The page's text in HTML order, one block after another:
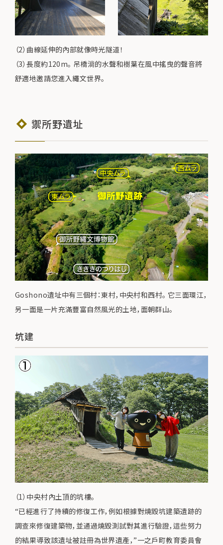
（2）曲線延伸的內部就像時光隧道！
（3）長度約120m。 吊橋淌的水聲和樹葉在風中搖曳的聲音將
舒適地邀請您進入繩文世界。
禦所野遺址
Goshono遺址中有三個村：東村，中央村和西村。 它三面環江，
另一面是一片充滿豐富自然風光的土地，面朝群山。
坑建
（1）中央村內土頂的坑樓。
“已經進行了持續的修復工作，例如根據對燒毀坑建築遺跡的
調查來修復建築物，並通過燒毀測試對其進行驗證，這些努力
的結果導致該遺址被註冊為世界遺產，”一之戶町教育委員會